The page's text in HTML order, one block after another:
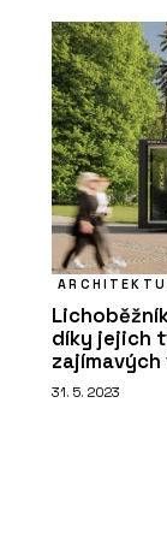
díky jejich
31. 5. 2023